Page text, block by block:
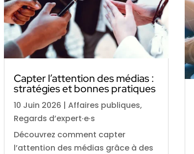
Capter l’attention des médias :
stratégies et bonnes pratiques
10 Juin 2026 | Affaires publiques,
Regards d’expert·e·s
Découvrez comment capter
l’attention des médias grâce à des